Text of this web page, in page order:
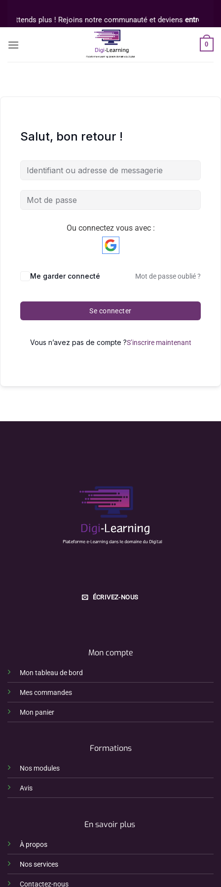
contenu
N'attends plus ! Rejoins notre communauté et deviens
0
Salut, bon retour !
Ou connectez vous avec :
Me garder connecté Mot de passe oublié ?
Se connecter
Vous n’avez pas de compte ?S’inscrire maintenant
ÉCRIVEZ-NOUS
Mon compte
Mon tableau de bord
Mes commandes
Mon panier
Formations
Nos modules
Avis
En savoir plus
À propos
Nos services
Contactez-nous